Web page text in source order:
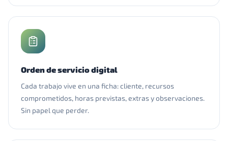
Orden de servicio digital
Cada trabajo vive en una ficha: cliente, recursos
comprometidos, horas previstas, extras y observaciones.
Sin papel que perder.